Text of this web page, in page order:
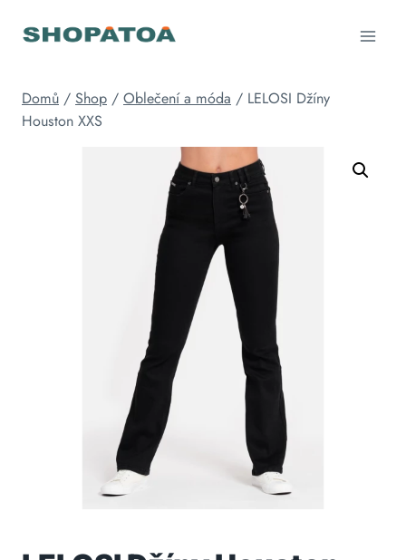
Domů / Shop / Oblečení a móda / LELOSI Džíny
Houston XXS